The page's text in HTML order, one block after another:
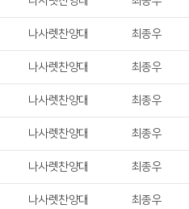
나사렛찬양대 최종우
나사렛찬양대 최종우
나사렛찬양대 최종우
나사렛찬양대 최종우
나사렛찬양대 최종우
나사렛찬양대 최종우